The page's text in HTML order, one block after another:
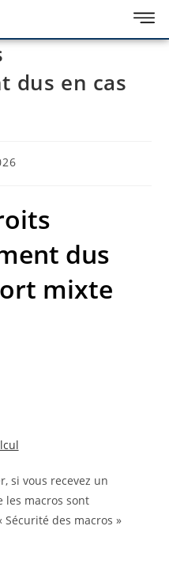
dus en cas
dus
mixte
si vous recevez un
macros sont
Sécurité des macros »